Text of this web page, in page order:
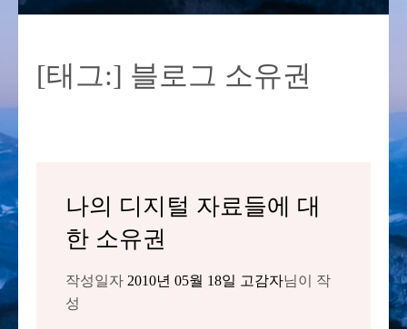
뉴
[태그:] 블로그 소유권
나의 디지털 자료들에 대
한 소유권
작성일자 2010년 05월 18일 고감자님이 작
성